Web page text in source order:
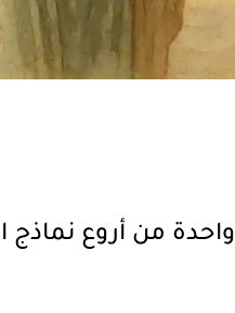
واحدة من أروع